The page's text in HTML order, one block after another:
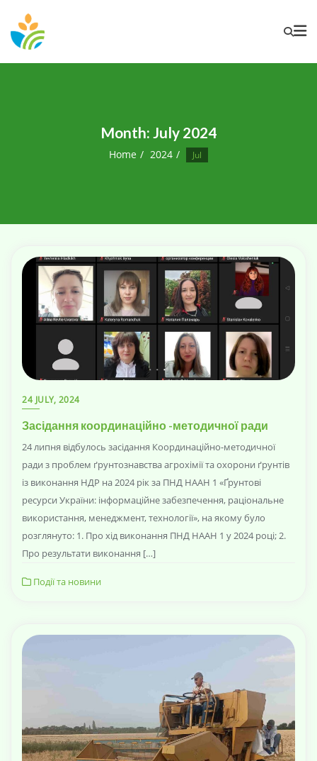
Month: July 2024
Home 2024 Jul
24 JULY, 2024
Засідання координаційно -методичної ради
24 липня відбулось засідання Координаційно-методичної
ради з проблем ґрунтознавства агрохімії та охорони ґрунтів
із виконання НДР на 2024 рік за ПНД НААН 1 «Ґрунтові
ресурси України: інформаційне забезпечення, раціональне
використання, менеджмент, технології», на якому було
розглянуто: 1. Про хід виконання ПНД НААН 1 у 2024 році; 2.
Про результати виконання […]
Події та новини